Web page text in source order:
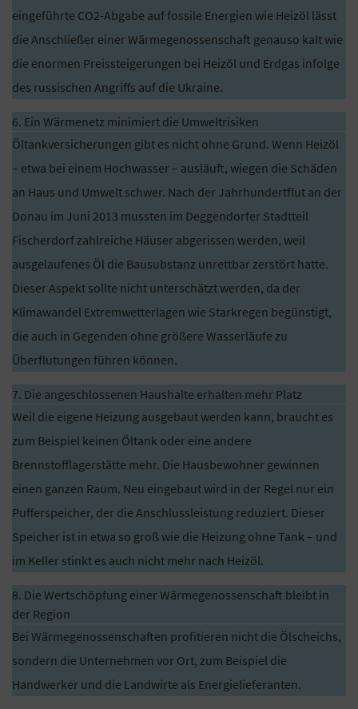
eingeführte CO2-Abgabe auf fossile Energien wie Heizöl lässt
die Anschließer einer Wärmegenossenschaft genauso kalt wie
die enormen Preissteigerungen bei Heizöl und Erdgas infolge
des russischen Angriffs auf die Ukraine.
6. Ein Wärmenetz minimiert die Umweltrisiken
Öltankversicherungen gibt es nicht ohne Grund. Wenn Heizöl
– etwa bei einem Hochwasser – ausläuft, wiegen die Schäden
an Haus und Umwelt schwer. Nach der Jahrhundertflut an der
Donau im Juni 2013 mussten im Deggendorfer Stadtteil
Fischerdorf zahlreiche Häuser abgerissen werden, weil
ausgelaufenes Öl die Bausubstanz unrettbar zerstört hatte.
Dieser Aspekt sollte nicht unterschätzt werden, da der
Klimawandel Extremwetterlagen wie Starkregen begünstigt,
die auch in Gegenden ohne größere Wasserläufe zu
Überflutungen führen können.
7. Die angeschlossenen Haushalte erhalten mehr Platz
Weil die eigene Heizung ausgebaut werden kann, braucht es
zum Beispiel keinen Öltank oder eine andere
Brennstofflagerstätte mehr. Die Hausbewohner gewinnen
einen ganzen Raum. Neu eingebaut wird in der Regel nur ein
Pufferspeicher, der die Anschlussleistung reduziert. Dieser
Speicher ist in etwa so groß wie die Heizung ohne Tank – und
im Keller stinkt es auch nicht mehr nach Heizöl.
8. Die Wertschöpfung einer Wärmegenossenschaft bleibt in
der Region
Bei Wärmegenossenschaften profitieren nicht die Ölscheichs,
sondern die Unternehmen vor Ort, zum Beispiel die
Handwerker und die Landwirte als Energielieferanten.